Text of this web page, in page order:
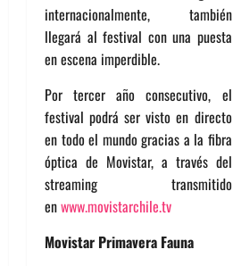
internacionalmente, también
llegará al festival con una puesta
en escena imperdible.
Por tercer año consecutivo, el
festival podrá ser visto en directo
en todo el mundo gracias a la fibra
óptica de Movistar, a través del
streaming transmitido
enwww.movistarchile.tv
Movistar Primavera Fauna